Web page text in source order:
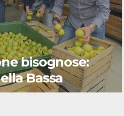
bisognose:
Bassa